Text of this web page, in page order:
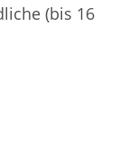
(bis 16